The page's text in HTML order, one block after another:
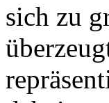
sich zu